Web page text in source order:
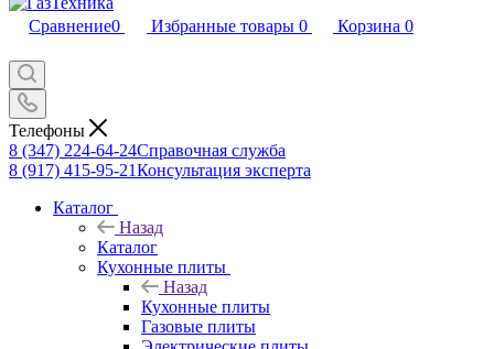
Сравнение0 Избранные товары 0 Корзина 0
Телефоны
8 (347) 224-64-24Справочная служба
8 (917) 415-95-21Консультация эксперта
Каталог
Назад
Каталог
Кухонные плиты
Назад
Кухонные плиты
Газовые плиты